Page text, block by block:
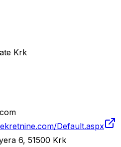
Krk
Default.aspx
6, 51500 Krk